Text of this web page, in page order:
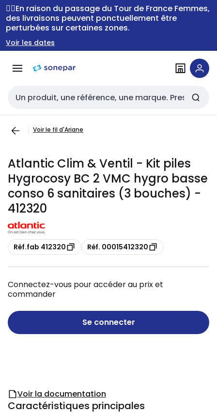
Passer à la
navigation
Passer
au
contenu
🚴‍♂️En raison du passage du Tour de France Femmes,
des livraisons peuvent ponctuellement être
perturbées sur certaines zones.
Voir les dates
Entrée de recherche
Voir le fil d'Ariane
Atlantic Clim & Ventil - Kit piles
Hygrocosy BC 2 VMC hygro basse
conso 6 sanitaires (3 bouches) -
412320
Copie
Réf.fab 412320 Copie
Réf. 00015412320
Connectez-vous pour accéder au prix et
commander
Se connecter
Voir la documentation
Caractéristiques principales